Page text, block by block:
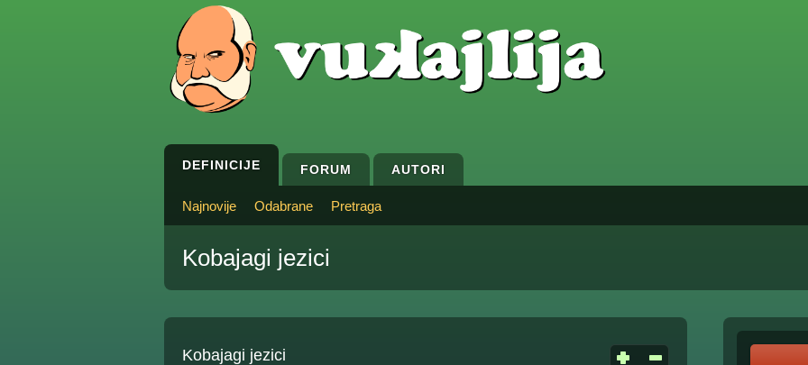
DEFINICIJE FORUM AUTORI
Najnovije Odabrane Pretraga
Kobajagi jezici
Kobajagi jezici